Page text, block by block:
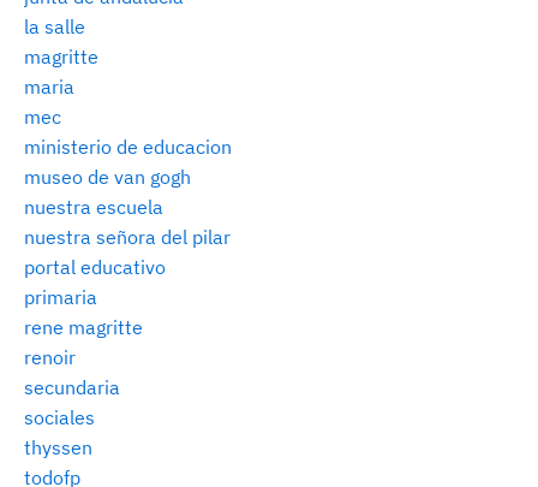
la salle
magritte
maria
mec
ministerio de educacion
museo de van gogh
nuestra escuela
nuestra señora del pilar
portal educativo
primaria
rene magritte
renoir
secundaria
sociales
thyssen
todofp